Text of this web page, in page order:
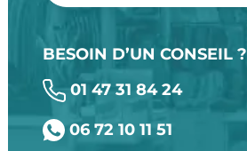
BESOIN D’UN CONSEIL ?
01 47 31 84 24
06 72 10 11 51